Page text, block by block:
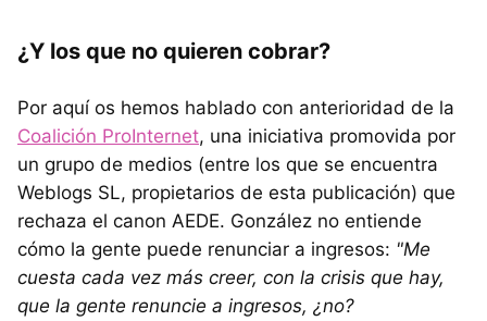
¿Y los que no quieren cobrar?
Por aquí os hemos hablado con anterioridad de la
Coalición ProInternet, una iniciativa promovida por
un grupo de medios (entre los que se encuentra
Weblogs SL, propietarios de esta publicación) que
rechaza el canon AEDE. González no entiende
cómo la gente puede renunciar a ingresos: "Me
cuesta cada vez más creer, con la crisis que hay,
que la gente renuncie a ingresos, ¿no?